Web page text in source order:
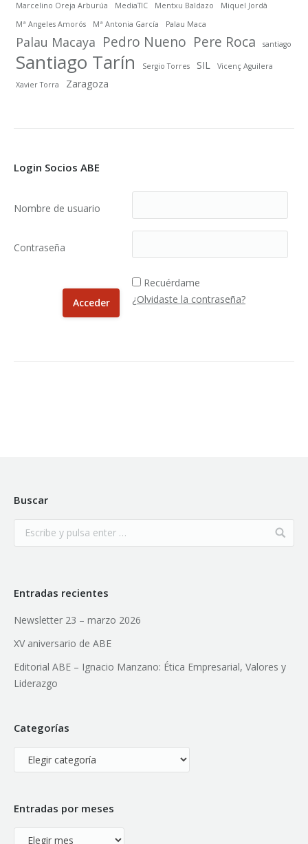
Marcelino Oreja Arburúa
MediaTIC Mentxu Baldazo
Miquel Jordà
Mª Angeles Amorós
Mª Antonia García Palau Maca
Palau Macaya Pedro Nueno Pere Roca santiago
Santiago Tarín Sergio Torres SIL
Vicenç Aguilera
Xavier Torra
Zaragoza
Login Socios ABE
Nombre de usuario
Contraseña
Recuérdame
¿Olvidaste la contraseña?
Buscar
Entradas recientes
Newsletter 23 – marzo 2026
XV aniversario de ABE
Editorial ABE – Ignacio Manzano: Ética Empresarial, Valores y
Liderazgo
Categorías
Categorías
Entradas por meses
Entradas